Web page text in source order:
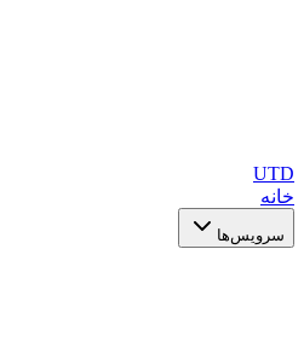
UTD
خانه
سرویس‌ها